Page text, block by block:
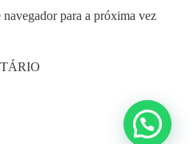
navegador para a próxima vez